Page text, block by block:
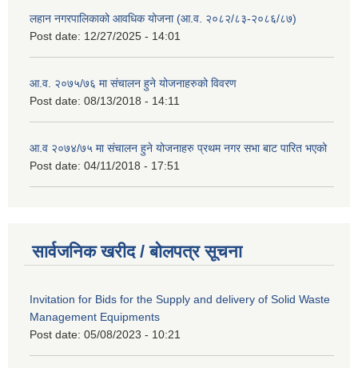
लहान नगरपालिकाको आवधिक योजना (आ.व. २०८२/८३-२०८६/८७)
Post date: 12/27/2025 - 14:01
आ.व. २०७५/७६ मा संचालन हुने योजनाहरुको विवरण
Post date: 08/13/2018 - 14:11
आ.व २०७४/७५ मा संचालन हुने योजनाहरु प्रथम नगर सभा बाट पारित भएको
Post date: 04/11/2018 - 17:51
सार्वजनिक खरीद / बोलपत्र सूचना
Invitation for Bids for the Supply and delivery of Solid Waste
Management Equipments
Post date: 05/08/2023 - 10:21